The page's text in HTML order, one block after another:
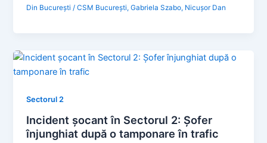
Din București /CSM București,Gabriela Szabo, Nicușor Dan
Sectorul 2
Incident șocant în Sectorul 2: Șofer
înjunghiat după o tamponare în trafic